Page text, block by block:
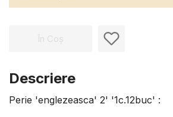
În Coș
Descriere
Perie 'englezeasca' 2' '1c.12buc' :